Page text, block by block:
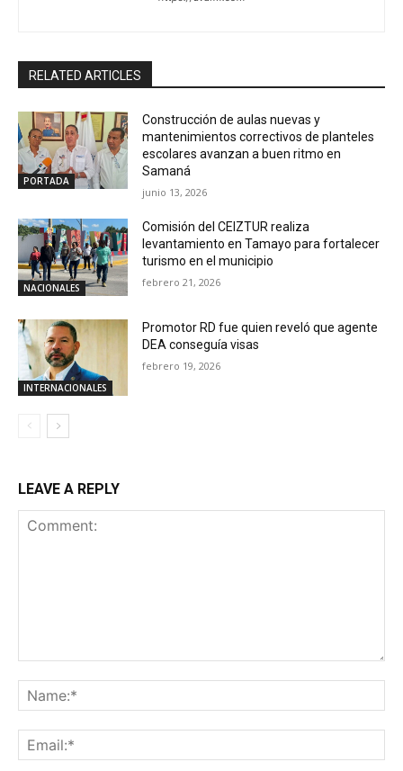
RELATED ARTICLES
PORTADA
Construcción de aulas nuevas y
mantenimientos correctivos de planteles
escolares avanzan a buen ritmo en
Samaná
junio 13, 2026
NACIONALES
Comisión del CEIZTUR realiza
levantamiento en Tamayo para fortalecer
turismo en el municipio
febrero 21, 2026
INTERNACIONALES
Promotor RD fue quien reveló que agente
DEA conseguía visas
febrero 19, 2026
LEAVE A REPLY